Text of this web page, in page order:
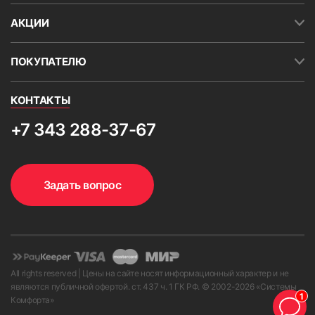
АКЦИИ
ПОКУПАТЕЛЮ
КОНТАКТЫ
+7 343 288-37-67
Задать вопрос
All rights reserved | Цены на сайте носят информационный характер и не
являются публичной офертой. ст. 437 ч. 1 ГК РФ. © 2002-2026 «Системы
Комфорта»
1